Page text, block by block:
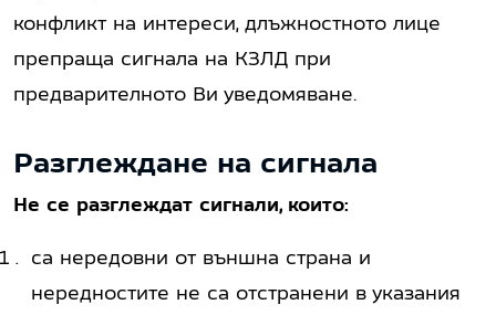
конфликт на интереси, длъжностното лице
препраща сигнала на КЗЛД при
предварителното Ви уведомяване.
Разглеждане на сигнала
Не се разглеждат сигнали, които:
са нередовни от външна страна и
нередностите не са отстранени в указания